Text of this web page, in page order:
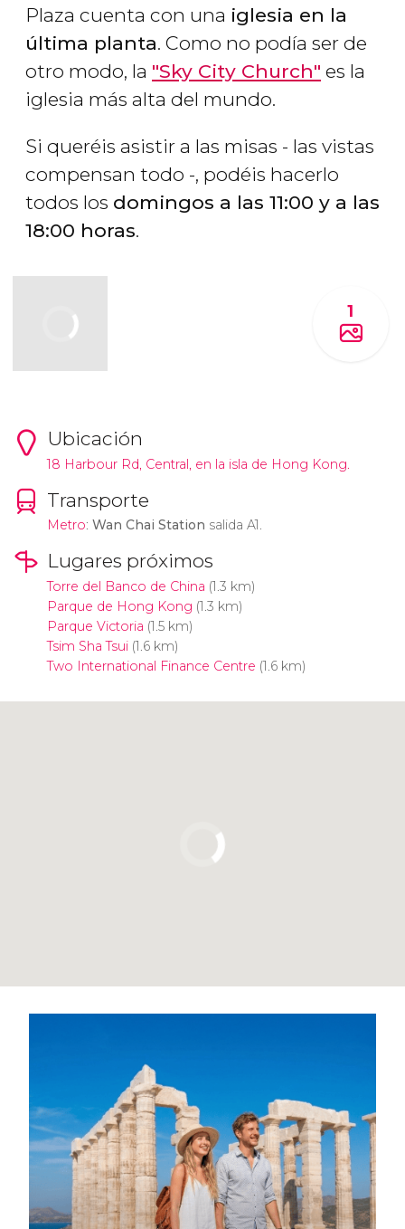
Plaza cuenta con una iglesia en la
última planta. Como no podía ser de
otro modo, la "Sky City Church" es la
iglesia más alta del mundo.
Si queréis asistir a las misas - las vistas
compensan todo -, podéis hacerlo
todos los domingos a las 11:00 y a las
18:00 horas.
1
Ubicación
18 Harbour Rd, Central, en la isla de Hong Kong.
Transporte
Metro: Wan Chai Station salida A1.
Lugares próximos
Torre del Banco de China (1.3 km)
Parque de Hong Kong (1.3 km)
Parque Victoria (1.5 km)
Tsim Sha Tsui(1.6 km)
Two International Finance Centre (1.6 km)